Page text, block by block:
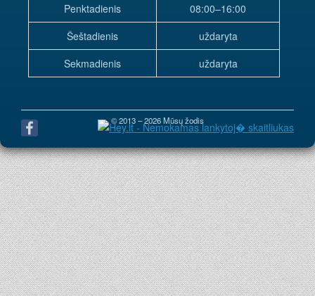
Penktadienis
08:00–16:00
Šeštadienis
uždaryta
Sekmadienis
uždaryta
© 2013 – 2026 Mūsų žodis